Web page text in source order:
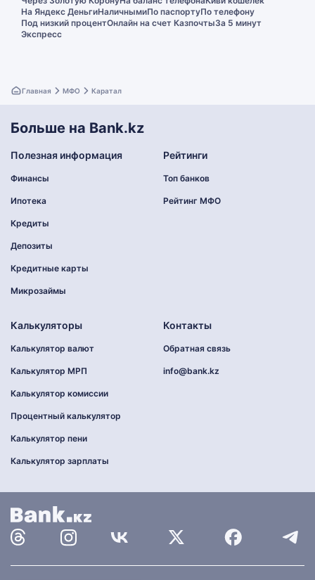
На Яндекс ДеньгиНаличнымиПо паспортуПо телефону
Под низкий процентОнлайн на счет КазпочтыЗа 5 минут
Экспресс
Главная МФО Каратал
Больше на Bank.kz
Полезная информация
Финансы
Ипотека
Кредиты
Депозиты
Кредитные карты
Микрозаймы
Рейтинги
Топ банков
Рейтинг МФО
Калькуляторы
Калькулятор валют
Калькулятор МРП
Калькулятор комиссии
Процентный калькулятор
Калькулятор пени
Калькулятор зарплаты
Контакты
Обратная связь
info@bank.kz